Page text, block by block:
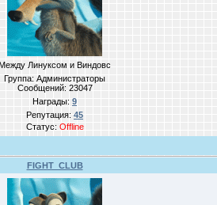
Между Линуксом и Виндовс
Группа: Администраторы
Сообщений: 23047
Награды: 9
Репутация: 45
Статус: Offline
FIGHT_CLUB